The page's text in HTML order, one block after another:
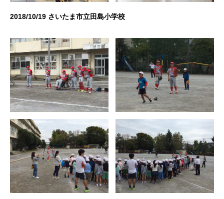
2018/10/19 さいたま市立田島小学校